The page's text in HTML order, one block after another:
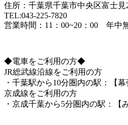
住所：千葉県千葉市中央区富士見
TEL:043-225-7820
営業時間：11：00~20：00 年中
◆電車をご利用の方◆
JR総武線沿線をご利用の方
・千葉駅から10分圏内の駅：【
京成線をご利用の方
・京成千葉から5分圏内の駅：【